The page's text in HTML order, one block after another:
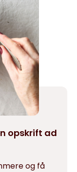
opskrift ad
og få